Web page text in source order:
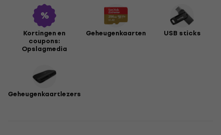
Kortingen en
coupons:
Opslagmedia
Geheugenkaarten USB sticks
Geheugenkaartlezers